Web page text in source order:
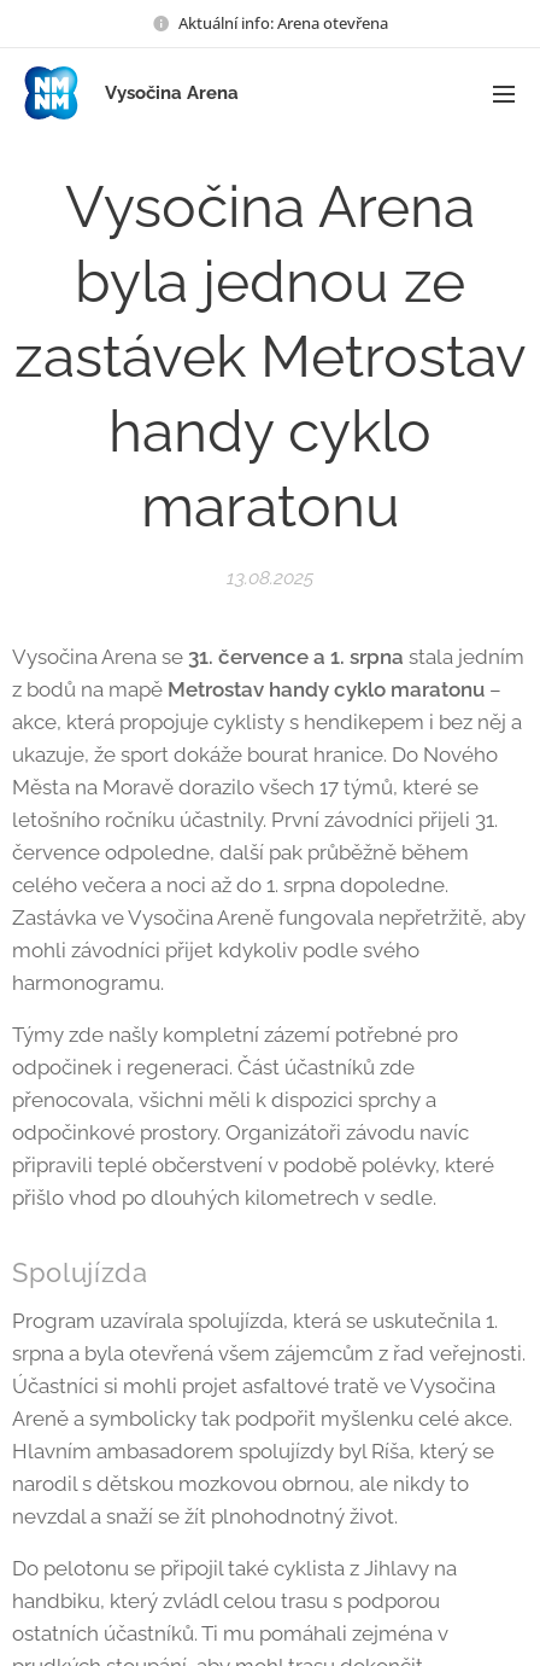
Aktuální info: Arena otevřena
Vysočina Arena
Vysočina Arena
byla jednou ze
zastávek Metrostav
handy cyklo
maratonu
13.08.2025
Vysočina Arena se 31. července a 1. srpna stala jedním
z bodů na mapě Metrostav handy cyklo maratonu –
akce, která propojuje cyklisty s hendikepem i bez něj a
ukazuje, že sport dokáže bourat hranice. Do Nového
Města na Moravě dorazilo všech 17 týmů, které se
letošního ročníku účastnily. První závodníci přijeli 31.
července odpoledne, další pak průběžně během
celého večera a noci až do 1. srpna dopoledne.
Zastávka ve Vysočina Areně fungovala nepřetržitě, aby
mohli závodníci přijet kdykoliv podle svého
harmonogramu.
Týmy zde našly kompletní zázemí potřebné pro
odpočinek i regeneraci. Část účastníků zde
přenocovala, všichni měli k dispozici sprchy a
odpočinkové prostory. Organizátoři závodu navíc
připravili teplé občerstvení v podobě polévky, které
přišlo vhod po dlouhých kilometrech v sedle.
Spolujízda
Program uzavírala spolujízda, která se uskutečnila 1.
srpna a byla otevřená všem zájemcům z řad veřejnosti.
Účastníci si mohli projet asfaltové tratě ve Vysočina
Areně a symbolicky tak podpořit myšlenku celé akce.
Hlavním ambasadorem spolujízdy byl Ríša, který se
narodil s dětskou mozkovou obrnou, ale nikdy to
nevzdal a snaží se žít plnohodnotný život.
Do pelotonu se připojil také cyklista z Jihlavy na
handbiku, který zvládl celou trasu s podporou
ostatních účastníků. Ti mu pomáhali zejména v